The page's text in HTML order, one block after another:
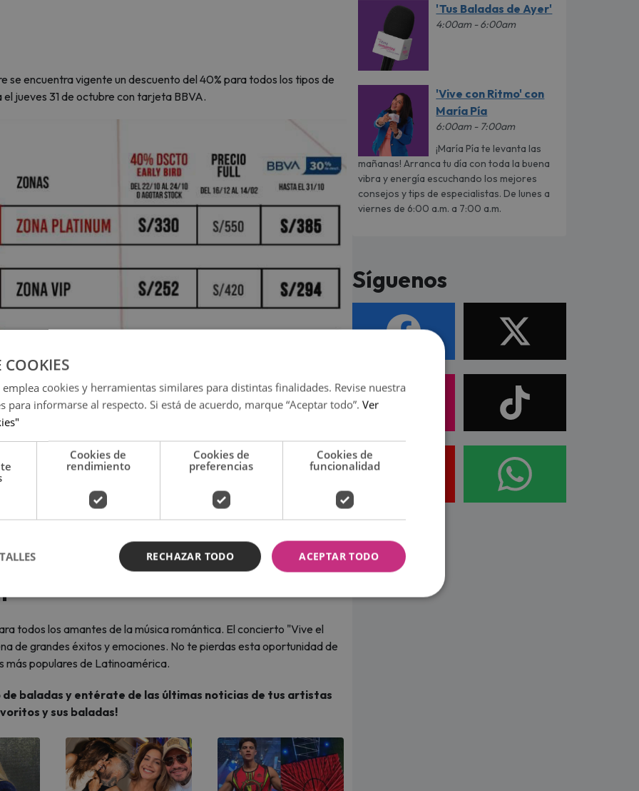
encuentra vigente un descuento del 40% para todos los tipos de
jueves 31 de octubre con tarjeta BBVA.
junto a sus amigas más íntimas: ¿quiénes asistieron a la
para el concierto de
de Ticketmaster. Para adquirir tus boletos, debes ingresar a la
más que ansiosos por el show que presentará Camila.
todos los amantes de la música romántica. El concierto "Vive el
de grandes éxitos y emociones. No te pierdas esta oportunidad de
más populares de Latinoamérica.
de baladas y entérate de las últimas noticias de tus artistas
y sus baladas!
'Tus Baladas de Ayer'
4:00am - 6:00am
'Vive con Ritmo' con
María Pía
6:00am - 7:00am
¡María Pía te levanta las
mañanas! Arranca tu día con toda la buena
vibra y energía escuchando los mejores
consejos y tips de especialistas. De lunes a
viernes de 6:00 a.m. a 7:00 a.m.
Síguenos
COOKIES
cookies y herramientas similares para distintas finalidades. Revise nuestra
para informarse al respecto. Si está de acuerdo, marque “Aceptar todo”. Ver
Cookies de
rendimiento
Cookies de
preferencias
Cookies de
funcionalidad
ACEPTAR TODO
RECHAZAR TODO